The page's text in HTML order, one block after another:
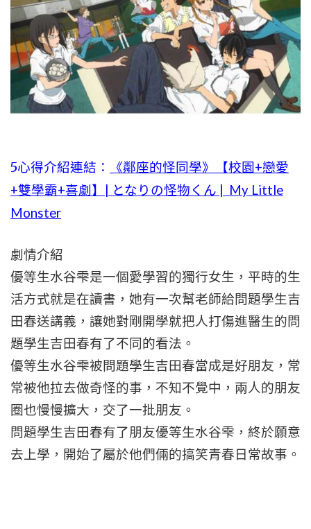
5心得介紹連結：
《鄰座的怪同學》【校園+戀愛
+雙學霸+喜劇】| となりの怪物くん | My Little
Monster
劇情介紹
優等生水谷雫是一個愛學習的獨行女生，平時的生
活方式就是在讀書，她有一次幫老師給問題學生吉
田春送講義，讓她對剛開學就把人打傷進醫生的問
題學生吉田春有了不同的看法。
優等生水谷雫被問題學生吉田春當成是好朋友，常
常被他拉去做奇怪的事，不知不覺中，兩人的朋友
圈也慢慢擴大，交了一批朋友。
問題學生吉田春有了朋友優等生水谷雫，終於願意
去上學，開始了屬於他們倆的搞笑青春日常故事。